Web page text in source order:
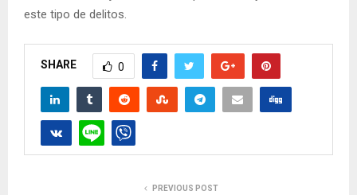
este tipo de delitos.
SHARE 0
PREVIOUS POST